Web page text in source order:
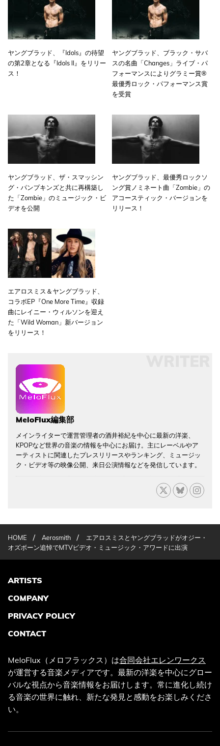
ヤングブラッド、『Idols』の待望
の第2章となる『Idols II』をリリー
ス！
ヤングブラッド、ブラック・サバ
スの名曲「Changes」ライブ・パ
フォーマンスによりグラミー賞®
最優秀ロック・パフォーマンス賞
を受賞
ヤングブラッド、ザ・スマッシン
グ・パンプキンズと共に再構築し
た「Zombie」のミュージック・ビ
デオを公開
ヤングブラッド、最優秀ロックソ
ング賞ノミネート曲「Zombie」の
アコースティック・バージョンを
リリース！
エアロスミス＆ヤングブラッド、
コラボEP『One More Time』収録
曲にレイニー・ウィルソンを迎え
た「Wild Woman」新バージョン
をリリース！
MeloFlux編集部
メインライターで運営管理者の酒井裕紀を中心に最新の洋楽、
KPOPなど世界の音楽の情報を中心にお届け。主にレーベルやア
ーティストに関連したプレスリリースやランキング、ミュージッ
ク・ビデオ等の映像公開、来日公演情報などを発信しています。
HOME / Aerosmith /
エアロスミスとヤングブラッドがオジー・
オズボーン追悼でMTVビデオ・ミュージック・アワードに出演
ARTISTS
COMPANY
PRIVACY POLICY
CONTACT
MeloFlux（メロフラックス）は合同会社エレンワークス
が運営する音楽メディアです。最新の洋楽を中心にグロー
バルな視点から音楽情報をお届けします。常に進化し続け
る音楽の世界に触れ、新たな発見と感動をお楽しみくださ
い。